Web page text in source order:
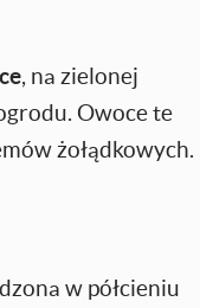
, na zielonej
Owoce te
żołądkowych.
w półcieniu